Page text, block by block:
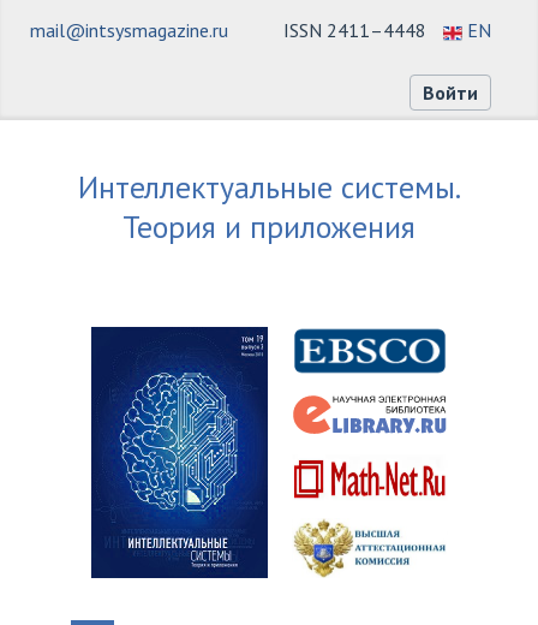
ISSN 2411–4448 EN
mail@intsysmagazine.ru
Войти
Интеллектуальные системы.
Теория и приложения